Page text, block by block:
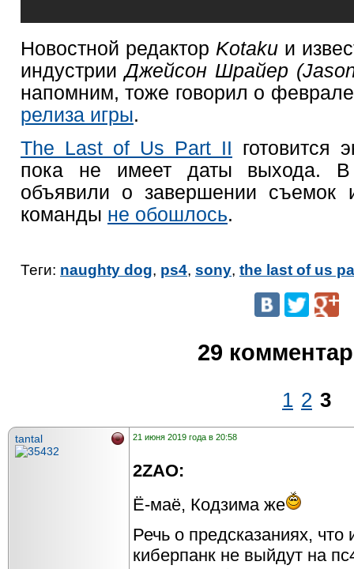
Новостной редактор Kotaku и
индустрииДжейсон Шрайер
напомним, тоже говорил о
релиза игры.
The Last of Us Part II готовится
пока не имеет даты выхода. В
объявили о завершении съемок
команды не обошлось.
Теги: naughty dog, ps4, sony, the last of us
29
1 2 3
tantal 21 июня 2019 года в 20:58
2ZAO:
Ё-маё, Кодзима же
Речь о предсказаниях,
киберпанк не выйдут на